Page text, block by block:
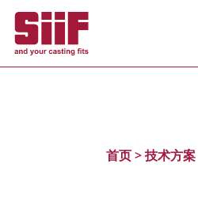
首页>技术方案
Cookie管理面板